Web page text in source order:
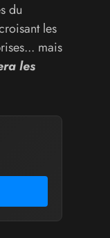
du
les
mais
les